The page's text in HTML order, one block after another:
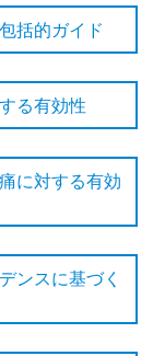
括的ガイド
る有効性
に対する有効
ンスに基づく